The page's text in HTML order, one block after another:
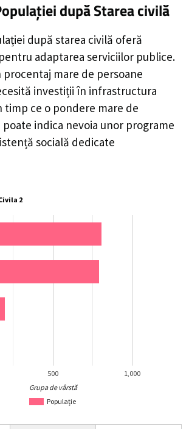
după Starea civilă
după starea civilă oferă
adaptarea serviciilor publice.
procentaj mare de persoane
investiții în infrastructura
ce o pondere mare de
indica nevoia unor programe
socială dedicate
2
Populație
500 1,000
Grupa de vârstă